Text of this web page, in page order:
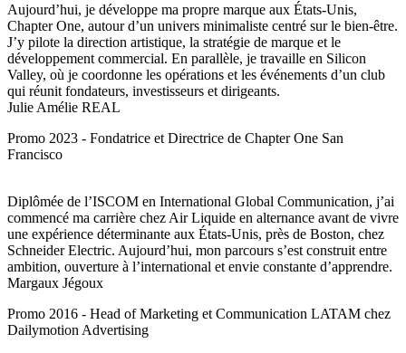
Aujourd’hui, je développe ma propre marque aux États-Unis,
Chapter One, autour d’un univers minimaliste centré sur le bien-être.
J’y pilote la direction artistique, la stratégie de marque et le
développement commercial. En parallèle, je travaille en Silicon
Valley, où je coordonne les opérations et les événements d’un club
qui réunit fondateurs, investisseurs et dirigeants.
Julie Amélie REAL
Promo 2023 - Fondatrice et Directrice de Chapter One San
Francisco
Diplômée de l’ISCOM en International Global Communication, j’ai
commencé ma carrière chez Air Liquide en alternance avant de vivre
une expérience déterminante aux États-Unis, près de Boston, chez
Schneider Electric. Aujourd’hui, mon parcours s’est construit entre
ambition, ouverture à l’international et envie constante d’apprendre.
Margaux Jégoux
Promo 2016 - Head of Marketing et Communication LATAM chez
Dailymotion Advertising